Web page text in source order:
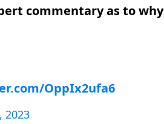
commentary as to why
OppIx2ufa6
2023